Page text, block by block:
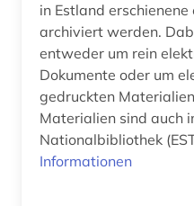
in Estland
archiviert werden.
entweder um rein
Dokumente oder um
gedruckten
Materialien sind auch
Nationalbibliothek
Informationen